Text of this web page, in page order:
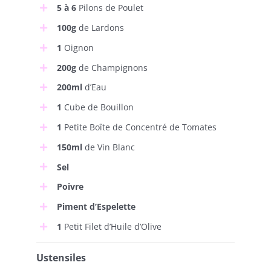
5 à 6Pilons de Poulet
100gde Lardons
1 Oignon
200gde Champignons
200mld’Eau
1 Cube de Bouillon
1 Petite Boîte de Concentré de Tomates
150mlde Vin Blanc
Sel
Poivre
Piment d’Espelette
1 Petit Filet d’Huile d’Olive
Ustensiles